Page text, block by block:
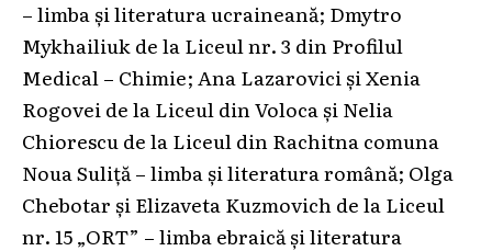
– limba și literatura ucraineană; Dmytro
Mykhailiuk de la Liceul nr. 3 din Profilul
Medical – Chimie; Ana Lazarovici și Xenia
Rogovei de la Liceul din Voloca și Nelia
Chiorescu de la Liceul din Rachitna comuna
Noua Suliță – limba și literatura română; Olga
Chebotar și Elizaveta Kuzmovich de la Liceul
nr. 15 „ORT” – limba ebraică și literatura